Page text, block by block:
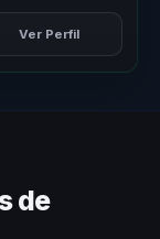
Ver Perfil
de